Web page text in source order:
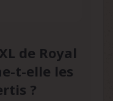
de Royal
t-elle les
?